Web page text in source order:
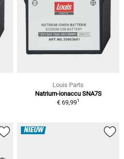
Louis Parts
Natrium-ionaccu SNA7S
€ 69,991
NIEUW